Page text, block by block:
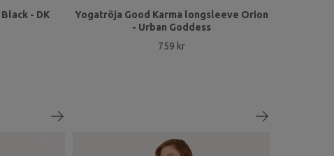
- DK
Yogatröja Good Karma longsleeve Orion
- Urban Goddess
759 kr